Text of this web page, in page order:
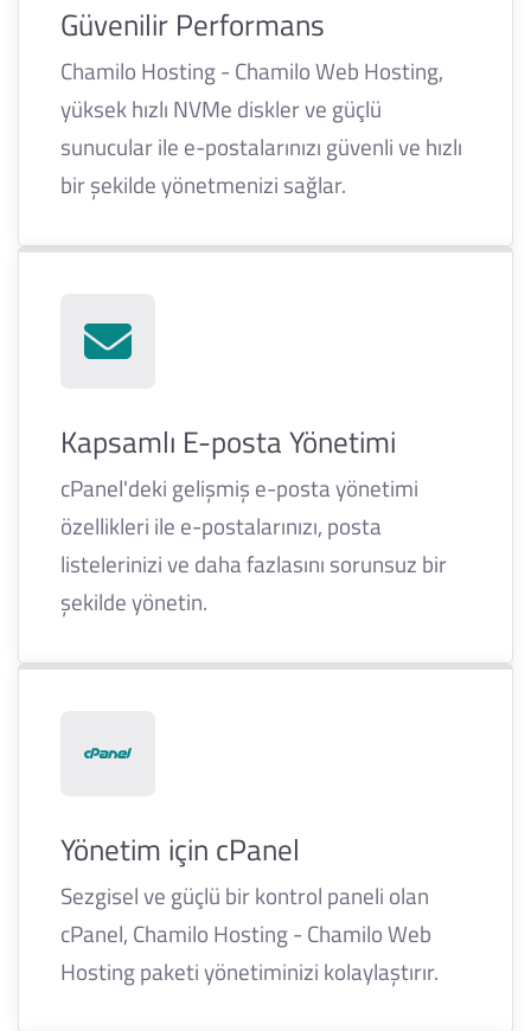
Güvenilir Performans
Chamilo Hosting - Chamilo Web Hosting,
yüksek hızlı NVMe diskler ve güçlü
sunucular ile e-postalarınızı güvenli ve hızlı
bir şekilde yönetmenizi sağlar.
Kapsamlı E-posta Yönetimi
cPanel'deki gelişmiş e-posta yönetimi
özellikleri ile e-postalarınızı, posta
listelerinizi ve daha fazlasını sorunsuz bir
şekilde yönetin.
Yönetim için cPanel
Sezgisel ve güçlü bir kontrol paneli olan
cPanel, Chamilo Hosting - Chamilo Web
Hosting paketi yönetiminizi kolaylaştırır.